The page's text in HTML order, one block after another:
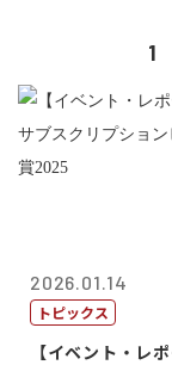
1
2026.01.14
トピックス
【イベント・レ